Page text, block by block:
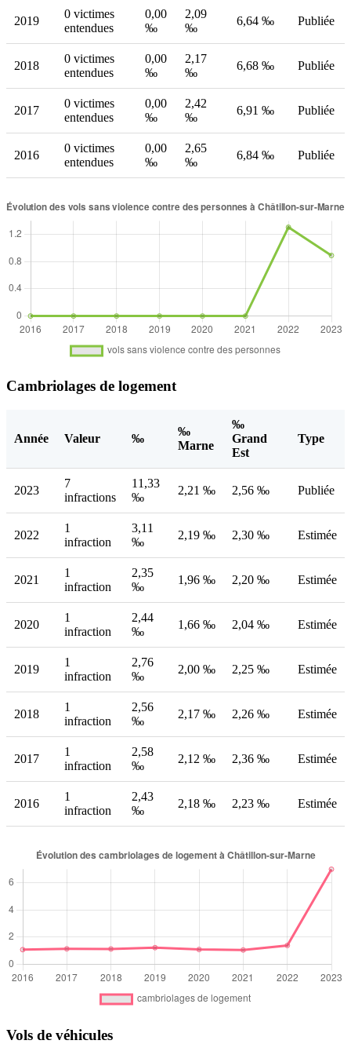
2019
0 victimes
entendues
0,00
‰
2,09
‰
6,64 ‰ Publiée
2018
0 victimes
entendues
0,00
‰
2,17
‰
6,68 ‰ Publiée
2017
0 victimes
entendues
0,00
‰
2,42
‰
6,91 ‰ Publiée
2016
0 victimes
entendues
0,00
‰
2,65
‰
6,84 ‰ Publiée
Cambriolages de logement
Année Valeur ‰
‰
Marne
‰
Grand
Est
Type
2023
7
infractions
11,33
‰
2,21 ‰ 2,56 ‰ Publiée
2022
1
infraction
3,11
‰
2,19 ‰ 2,30 ‰ Estimée
2021
1
infraction
2,35
‰
1,96 ‰ 2,20 ‰ Estimée
2020
1
infraction
2,44
‰
1,66 ‰ 2,04 ‰ Estimée
2019
1
infraction
2,76
‰
2,00 ‰ 2,25 ‰ Estimée
2018
1
infraction
2,56
‰
2,17 ‰ 2,26 ‰ Estimée
2017
1
infraction
2,58
‰
2,12 ‰ 2,36 ‰ Estimée
2016
1
infraction
2,43
‰
2,18 ‰ 2,23 ‰ Estimée
Vols de véhicules